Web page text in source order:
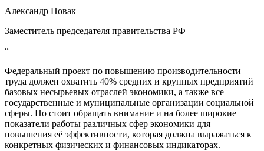
Александр Новак
Заместитель председателя правительства РФ
“
Федеральный проект по повышению производительности
труда должен охватить 40% средних и крупных предприятий
базовых несырьевых отраслей экономики, а также все
государственные и муниципальные организации социальной
сферы. Но стоит обращать внимание и на более широкие
показатели работы различных сфер экономики для
повышения её эффективности, которая должна выражаться к
конкретных физических и финансовых индикаторах.